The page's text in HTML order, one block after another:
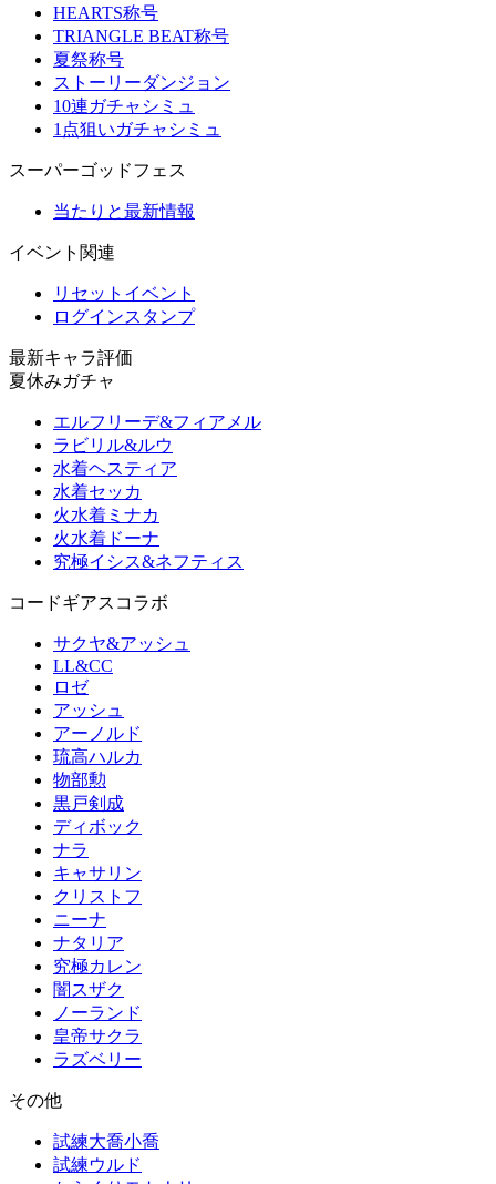
HEARTS称号
TRIANGLE BEAT称号
夏祭称号
ストーリーダンジョン
10連ガチャシミュ
1点狙いガチャシミュ
スーパーゴッドフェス
当たりと最新情報
イベント関連
リセットイベント
ログインスタンプ
最新キャラ評価
夏休みガチャ
エルフリーデ&フィアメル
ラビリル&ルウ
水着ヘスティア
水着セッカ
火水着ミナカ
火水着ドーナ
究極イシス&ネフティス
コードギアスコラボ
サクヤ&アッシュ
LL&CC
ロゼ
アッシュ
アーノルド
琉高ハルカ
物部勲
黒戸剣成
ディボック
ナラ
キャサリン
クリストフ
ニーナ
ナタリア
究極カレン
闇スザク
ノーランド
皇帝サクラ
ラズベリー
その他
試練大喬小喬
試練ウルド